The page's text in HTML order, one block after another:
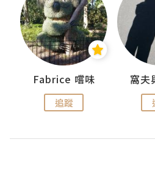
Fabrice 嚐味
追蹤
窩夫